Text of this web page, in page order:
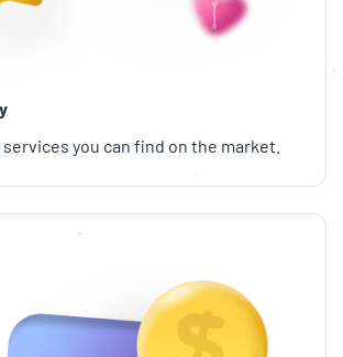
services you can find on the market.